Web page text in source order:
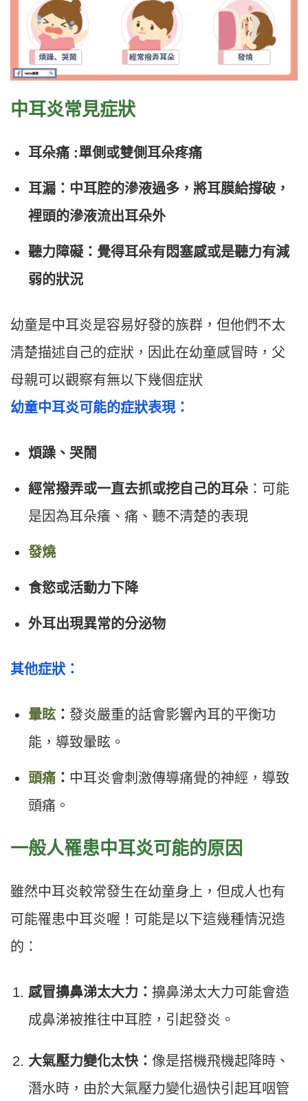
中耳炎常見症狀
耳朵痛 :單側或雙側耳朵疼痛
耳漏：中耳腔的滲液過多，將耳膜給撐破，
裡頭的滲液流出耳朵外
聽力障礙：覺得耳朵有悶塞感或是聽力有減
弱的狀況
幼童是中耳炎是容易好發的族群，但他們不太
清楚描述自己的症狀，因此在幼童感冒時，父
母親可以觀察有無以下幾個症狀
幼童中耳炎可能的症狀表現：
煩躁、哭鬧
經常撥弄或一直去抓或挖自己的耳朵 ：可能
是因為耳朵癢、痛、聽不清楚的表現
發燒
食慾或活動力下降
外耳出現異常的分泌物
其他症狀：
暈眩 ： 發炎嚴重的話會影響內耳的平衡功
能，導致暈眩。
頭痛 ： 中耳炎會刺激傳導痛覺的神經，導致
頭痛。
一般人罹患中耳炎可能的原因
雖然中耳炎較常發生在幼童身上，但成人也有
可能罹患中耳炎喔！可能是以下這幾種情況造
的：
感冒擤鼻涕太大力： 擤鼻涕太大力可能會造
成鼻涕被推往中耳腔，引起發炎。
大氣壓力變化太快： 像是搭機飛機起降時、
潛水時，由於大氣壓力變化過快引起耳咽管